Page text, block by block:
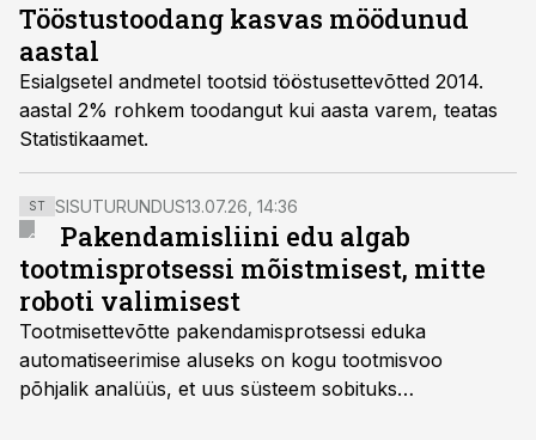
Tööstustoodang kasvas möödunud
aastal
Esialgsetel andmetel tootsid tööstusettevõtted 2014.
aastal 2% rohkem toodangut kui aasta varem, teatas
Statistikaamet.
ST SISUTURUNDUS13.07.26, 14:36
Pakendamisliini edu algab
tootmisprotsessi mõistmisest, mitte
roboti valimisest
Tootmisettevõtte pakendamisprotsessi eduka
automatiseerimise aluseks on kogu tootmisvoo
põhjalik analüüs, et uus süsteem sobituks